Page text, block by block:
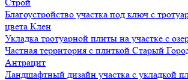
Благоустройство участка под ключ с
цвета Клен
Укладка тротуарной плиты на участке с
Частная территория с плиткой Старый
Антрацит
Ландшафтный дизайн участка с укладкой